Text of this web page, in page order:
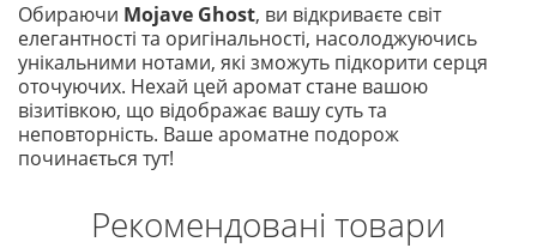
Обираючи Mojave Ghost, ви відкриваєте світ
елегантності та оригінальності, насолоджуючись
унікальними нотами, які зможуть підкорити серця
оточуючих. Нехай цей аромат стане вашою
візитівкою, що відображає вашу суть та
неповторність. Ваше ароматне подорож
починається тут!
Рекомендовані товари